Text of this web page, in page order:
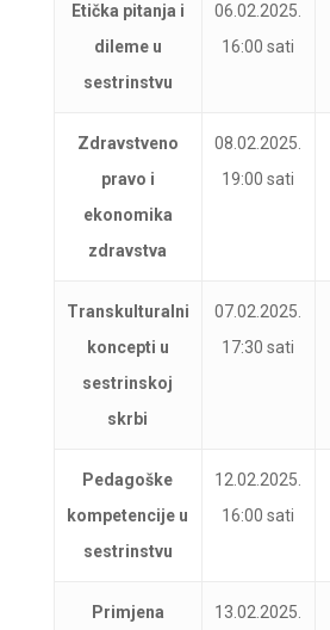
Etička pitanja i
dileme u
sestrinstvu
06.02.2025.
16:00 sati
Zdravstveno
pravo i
ekonomika
zdravstva
08.02.2025.
19:00 sati
Transkulturalni
koncepti u
sestrinskoj
skrbi
07.02.2025.
17:30 sati
Pedagoške
kompetencije u
sestrinstvu
12.02.2025.
16:00 sati
Primjena
13.02.2025.